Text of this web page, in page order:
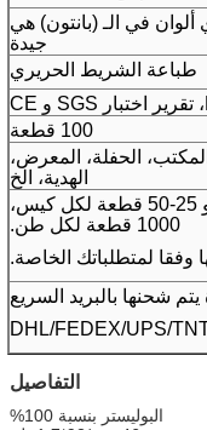
ألوان في الـ (بانتون) هي
جيدة
طباعة الشريط الحريري
100 قطعة
المكتب، الحفلة، المعرض،
الهدية، الخ
(أ) 1 قطعة لكل كيس أو 25-50 قطعة لكل كيس،
1000 قطعة لكل طن.
وفقا لمتطلباتك الخاصة.
التفاصيل
البوليستر بنسبة 100%